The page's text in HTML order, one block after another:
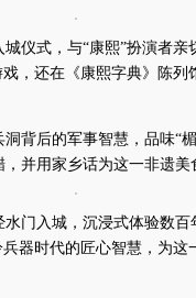
仪式，与“康熙”扮演者
，还在《康熙字典》陈
背后的军事智慧，品味“
并用家乡话为这一非遗美
门入城，沉浸式体验数
器时代的匠心智慧，为